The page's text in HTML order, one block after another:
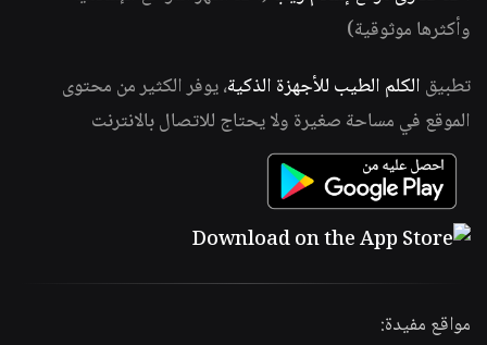
وأكثرها موثوقية)
تطبيق الكلم الطيب للأجهزة الذكية، يوفر الكثير من محتوى
الموقع في مساحة صغيرة ولا يحتاج للاتصال بالانترنت
مواقع مفيدة: